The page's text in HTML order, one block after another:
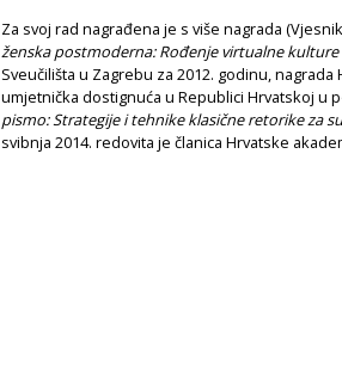
Za svoj rad nagrađena je s više nagrada
ženska postmoderna: Rođenje virtualne kulture
Sveučilišta u Zagrebu za 2012. godinu, nagrada
umjetnička dostignuća u Republici Hrvatskoj u
pismo: Strategije i tehnike klasične retorike za
svibnja 2014. redovita je članica Hrvatske